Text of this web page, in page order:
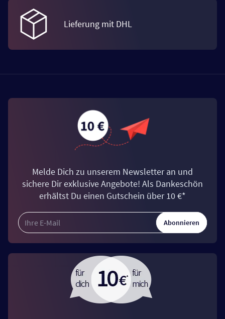
Lieferung mit DHL
Melde Dich zu unserem Newsletter an und
sichere Dir exklusive Angebote! Als Dankeschön
erhältst Du einen Gutschein über 10 €*
Abonnieren